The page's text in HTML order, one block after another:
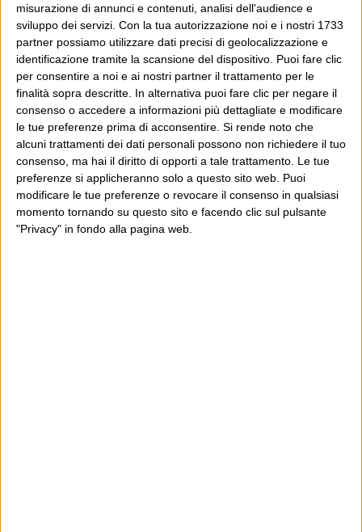
misurazione di annunci e contenuti, analisi dell'audience e
sviluppo dei servizi. Con la tua autorizzazione noi e i nostri 1733
partner possiamo utilizzare dati precisi di geolocalizzazione e
identificazione tramite la scansione del dispositivo. Puoi fare clic
per consentire a noi e ai nostri partner il trattamento per le
finalità sopra descritte. In alternativa puoi fare clic per negare il
consenso o accedere a informazioni più dettagliate e modificare
le tue preferenze prima di acconsentire. Si rende noto che
alcuni trattamenti dei dati personali possono non richiedere il tuo
consenso, ma hai il diritto di opporti a tale trattamento. Le tue
preferenze si applicheranno solo a questo sito web. Puoi
modificare le tue preferenze o revocare il consenso in qualsiasi
momento tornando su questo sito e facendo clic sul pulsante
"Privacy" in fondo alla pagina web.
POST PRECEDENTE
Paolo Virzì per Ivan Scalfarotto
POST SUCCESSIVO
Dalla parte dei bambini
E per i regali di Natale